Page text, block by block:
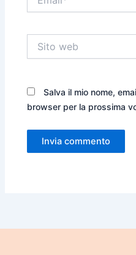
web
Salva il mio nome,
browser per la prossima